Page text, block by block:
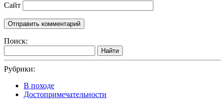
Сайт
Поиск:
Найти
Рубрики:
В походе
Достопримечательности